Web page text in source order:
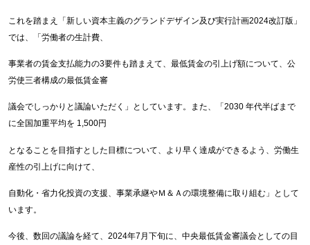
これを踏まえ「新しい資本主義のグランドデザイン及び実行計画2024改訂版」
では、「労働者の生計費、
事業者の賃金支払能力の3要件も踏まえて、最低賃金の引上げ額について、公
労使三者構成の最低賃金審
議会でしっかりと議論いただく」としています。また、「2030 年代半ばまで
に全国加重平均を 1,500円
となることを目指すとした目標について、より早く達成ができるよう、労働生
産性の引上げに向けて、
自動化・省力化投資の支援、事業承継やＭ＆Ａの環境整備に取り組む」として
います。
今後、数回の議論を経て、2024年7月下旬に、中央最低賃金審議会としての目